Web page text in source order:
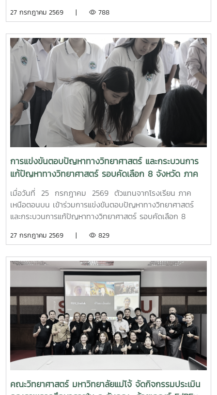
27 กรกฎาคม 2569 | 788
การแข่งขันตอบปัญหาทางวิทยาศาสตร์ และกระบวนการ
แก้ปัญหาทางวิทยาศาสตร์ รอบคัดเลือก 8 จังหวัด ภาค
เหนือตอนบน
เมื่อวันที่ 25 กรกฎาคม 2569 ตัวแทนจากโรงเรียน ภาค
เหนือตอนบน เข้าร่วมการแข่งขันตอบปัญหาทางวิทยาศาสตร์
และกระบวนการแก้ปัญหาทางวิทยาศาสตร์ รอบคัดเลือก 8
เทคโนโลยีแห่งชาติ และสัปดาห์วิทยาศาสตร์ แห่งชาติ ประจำปี
27 กรกฎาคม 2569 | 829
คณะวิทยาศาสตร์ มหาวิทยาลัยแม่โจ้ จัดกิจกรรมประเมิน